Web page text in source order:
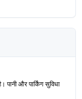
और पार्किंग सुविधा